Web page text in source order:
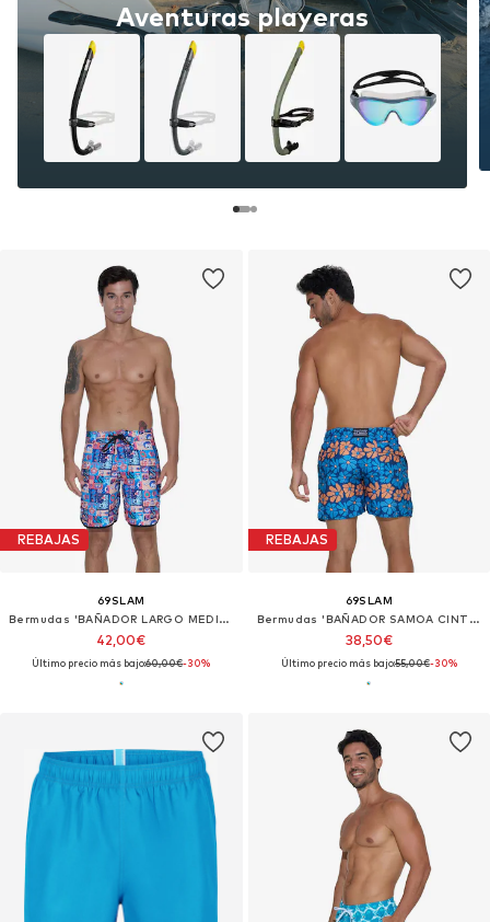
REBAJAS
69SLAM
Bermudas 'BAÑADOR LARGO MEDIO AXEL WEIRD BLOCK'
42,00€
Último precio más bajo:60,00€-30%
REBAJAS
69SLAM
Bermudas 'BAÑADOR SAMOA CINTURA ELÁSTICA FLOWER POWER'
38,50€
Último precio más bajo:55,00€-30%
Aventuras playeras